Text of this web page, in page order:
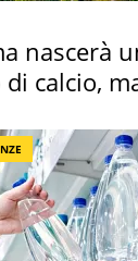
nascerà
calcio,